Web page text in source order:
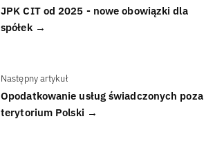
JPK CIT od 2025 - nowe obowiązki dla
spółek →
Następny artykuł
Opodatkowanie usług świadczonych poza
terytorium Polski →